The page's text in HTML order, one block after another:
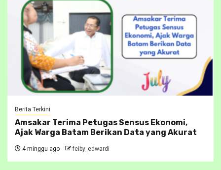
Berita Terkini
Amsakar Terima Petugas Sensus Ekonomi,
Ajak Warga Batam Berikan Data yang Akurat
4 minggu ago feiby_edwardi